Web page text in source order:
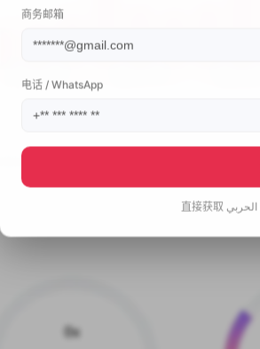
商务邮箱
电话 / WhatsApp
直接获取